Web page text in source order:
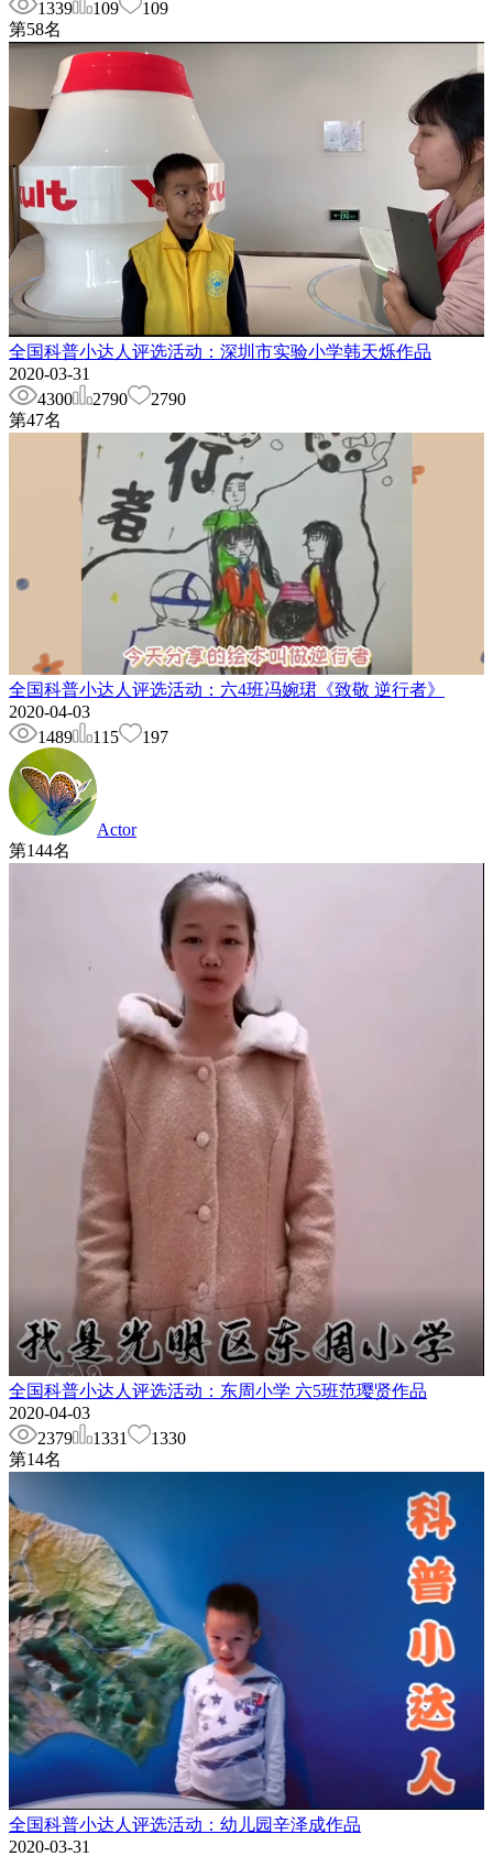
1339 109
109
第58名
全国科普小达人评选活动：深圳市实验小学韩天烁作品
2020-03-31
4300
2790
2790
第47名
全国科普小达人评选活动：六4班冯婉珺《致敬 逆行者》
2020-04-03
1489
115 197
Actor
第144名
全国科普小达人评选活动：东周小学 六5班范璎贤作品
2020-04-03
2379
1331
1330
第14名
全国科普小达人评选活动：幼儿园辛泽成作品
2020-03-31